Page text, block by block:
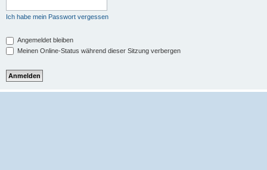
Ich habe mein Passwort vergessen
Angemeldet bleiben
Meinen Online-Status während dieser Sitzung verbergen